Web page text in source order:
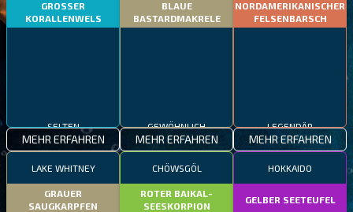
GROSSER
KORALLENWELS
MEHR ERFAHREN
BLAUE
BASTARDMAKRELE
MEHR ERFAHREN
NORDAMERIKANISCHER
FELSENBARSCH
LEGENDÄR
MEHR ERFAHREN
LAKE WHITNEY
GRAUER
SAUGKARPFEN
CHÖWSGÖL
ROTER BAIKAL-
SEESKORPION
HOKKAIDO
GELBER SEETEUFEL